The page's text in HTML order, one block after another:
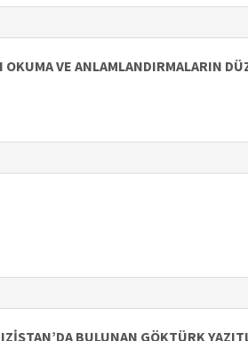
VE ANLAMLANDIRMALARIN
BULUNAN GÖKTÜRK